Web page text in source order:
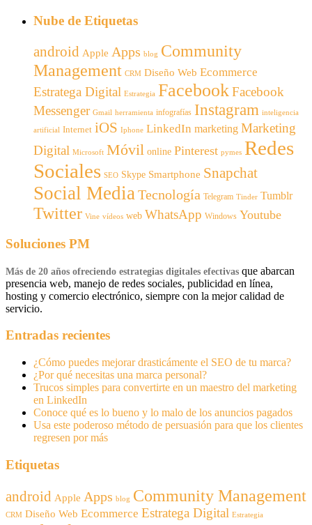
Nube de Etiquetas
android Apple Apps blog Community
Management CRM Diseño Web Ecommerce
Estratega Digital Estrategia FacebookFacebook
Messenger Gmail herramienta infografías Instagram inteligencia
artificial Internet iOS Iphone LinkedIn marketing Marketing
Digital Microsoft Móvil online Pinterest pymes Redes
Sociales SEO Skype Smartphone Snapchat
Social MediaTecnología Telegram Tinder Tumblr
Twitter Vine vídeos web WhatsApp Windows Youtube
Soluciones PM
Más de 20 años ofreciendo estrategias digitales efectivas que abarcan
presencia web, manejo de redes sociales, publicidad en línea,
hosting y comercio electrónico, siempre con la mejor calidad de
servicio.
Entradas recientes
¿Cómo puedes mejorar drasticámente el SEO de tu marca?
¿Por qué necesitas una marca personal?
Trucos simples para convertirte en un maestro del marketing
en LinkedIn
Conoce qué es lo bueno y lo malo de los anuncios pagados
Usa este poderoso método de persuasión para que los clientes
regresen por más
Etiquetas
android Apple Apps blog Community Management
CRM Diseño Web Ecommerce Estratega Digital Estrategia